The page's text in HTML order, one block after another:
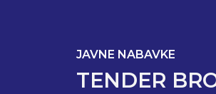
JAVNE NABAVKE
TENDER